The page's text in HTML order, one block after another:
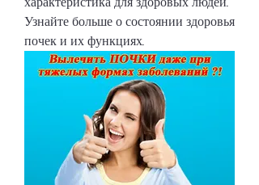
Узнайте больше о состоянии здоровья
почек и их функциях.